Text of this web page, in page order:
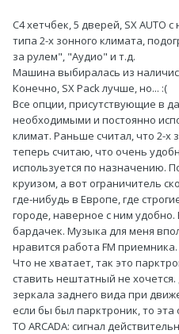
С4 хетчбек, 5 дверей, SX AUTO
типа 2-х зонного климата,
за рулем", "Аудио" и т.д.
Машина выбиралась из
Конечно, SX Pack лучше, но... :(
Все опции, присутствующие в
необходимыми и постоянно
климат. Раньше считал, что 2-х
теперь считаю, что очень
используется по назначению.
круизом, а вот ограничитель
где-нибудь в Европе, где
городе, наверное с ним
бардачек. Музыка для меня
нравится работа FM приемника.
Что не хватает, так это
ставить нештатный не
зеркала заднего вида при
если бы был парктроник, то эта
ТО ARCADA: сигнал